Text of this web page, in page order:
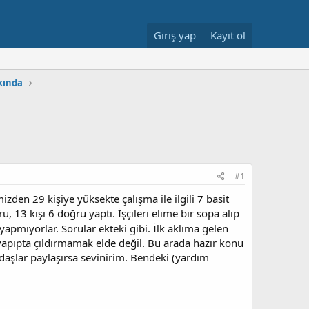
Giriş yap Kayıt ol
#1
29 kişiye yüksekte çalışma ile ilgili 7 basit
13 kişi 6 doğru yaptı. İşçileri elime bir sopa alıp
Sorular ekteki gibi. İlk aklıma gelen
çıldırmamak elde değil. Bu arada hazır konu
paylaşırsa sevinirim. Bendeki (yardım